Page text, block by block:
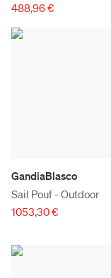
488,96 €
GandiaBlasco
Sail Pouf - Outdoor
1053,30 €